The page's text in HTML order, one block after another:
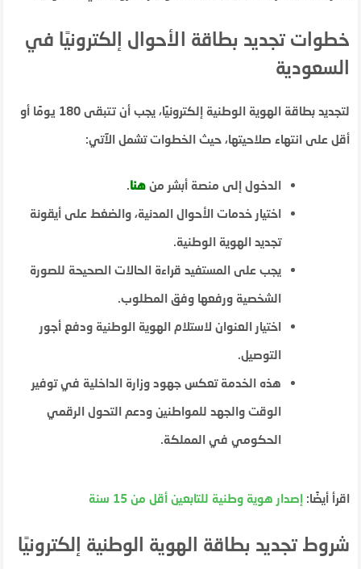
خطوات تجديد بطاقة الأحوال إلكترونيًا في
السعودية
لتجديد بطاقة الهوية الوطنية إلكترونيًا، يجب أن تتبقى 180 يومًا أو
أقل على انتهاء صلاحيتها، حيث الخطوات تشمل الآتي:
الدخول إلى منصة أبشر منهنا.
اختيار خدمات الأحوال المدنية، والضغط على أيقونة
تجديد الهوية الوطنية.
يجب على المستفيد قراءة الحالات الصحيحة للصورة
الشخصية ورفعها وفق المطلوب.
اختيار العنوان لاستلام الهوية الوطنية ودفع أجور
التوصيل.
هذه الخدمة تعكس جهود وزارة الداخلية في توفير
الوقت والجهد للمواطنين ودعم التحول الرقمي
الحكومي في المملكة.
اقرأ أيضًا:إصدار هوية وطنية للتابعين أقل من 15 سنة
شروط تجديد بطاقة الهوية الوطنية إلكترونيًا